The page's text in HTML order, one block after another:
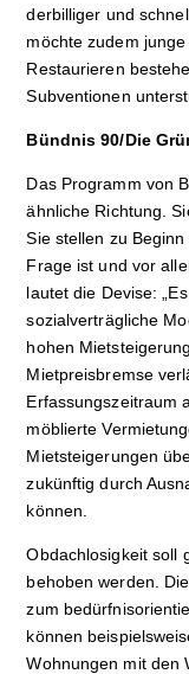
derbilliger und
möchte zudem
Restaurieren
Subventionen
Bündnis 90/Die
Das Programm von
ähnliche Richtung.
Sie stellen zu
Frage ist und vor
lautet die Devise:
sozialverträgliche
hohen
Mietpreisbremse
Erfassungszeitraum
möblierte
Mietsteigerungen
zukünftig durch
können.
Obdachlosigkeit soll
behoben werden.
zum
können
Wohnungen mit den